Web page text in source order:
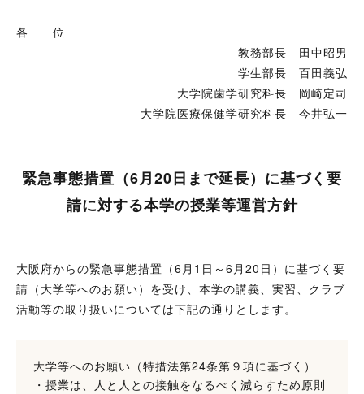
各 位
教務部長 田中昭男
学生部長 百田義弘
大学院歯学研究科長 岡崎定司
大学院医療保健学研究科長 今井弘一
緊急事態措置（6月20日まで延長）に基づく要
請に対する本学の授業等運営方針
大阪府からの緊急事態措置（6月1日～6月20日）に基づく要
請（大学等へのお願い）を受け、本学の講義、実習、クラブ
活動等の取り扱いについては下記の通りとします。
大学等へのお願い（特措法第24条第９項に基づく）
・授業は、人と人との接触をなるべく減らすため原則